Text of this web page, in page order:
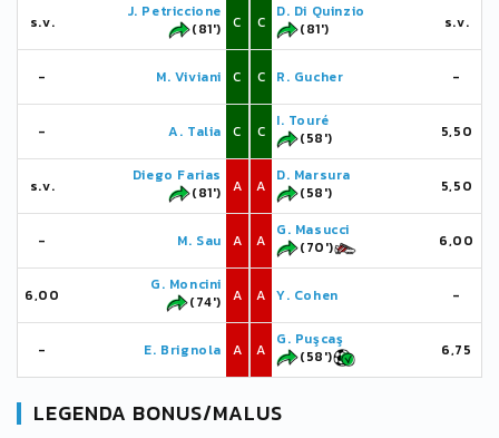
s.v.
J. Petriccione
(81')
C
- M. Viviani C
- A. Talia C
s.v.
Diego Farias
(81')
A
- M. Sau A
6,00
G. Moncini
(74')
A
- E. Brignola A
C
D. Di Quinzio
(81')
s.v.
C R. Gucher -
C
I. Touré
(58')
5,50
A
D. Marsura
(58')
5,50
A
G. Masucci
(70')
6,00
A Y. Cohen -
A
G. Puşcaş
(58')
6,75
LEGENDA BONUS/MALUS